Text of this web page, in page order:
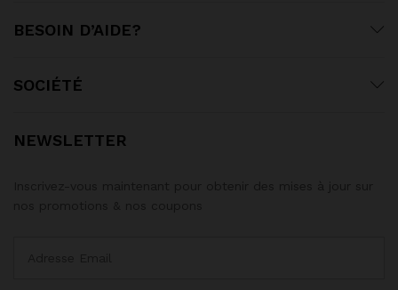
BESOIN D’AIDE?
SOCIÉTÉ
NEWSLETTER